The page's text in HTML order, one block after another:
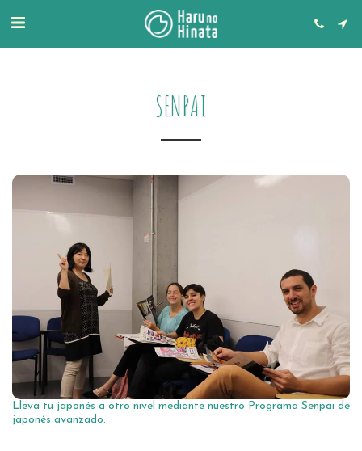
SENPAI
Lleva tu japonés a otro nivel mediante nuestro Programa Senpai de
japonés avanzado.